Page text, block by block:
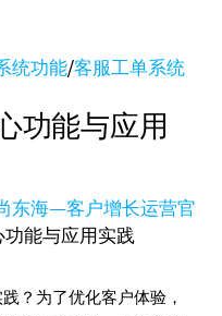
统功能/客服工单系统
功能与应用
东海—客户增长运营官
？为了优化客户体验，